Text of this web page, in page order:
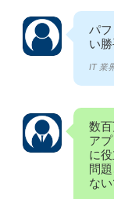
パ
い勝
IT 業
数
ア
に
問
な